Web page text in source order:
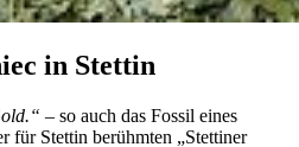
in Stettin
– so auch das Fossil eines
für Stettin berühmten „Stettiner